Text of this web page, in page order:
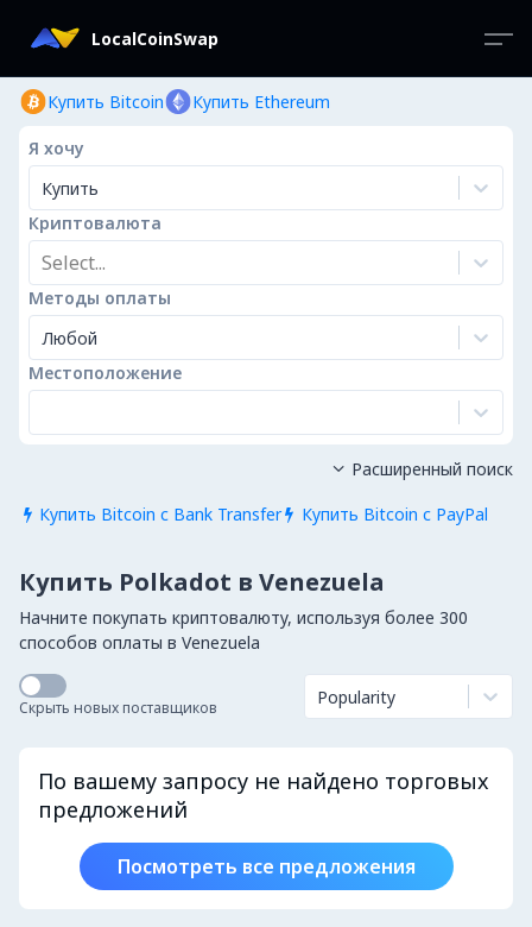
LocalCoinSwap
Купить Bitcoin Купить Ethereum
Я хочу
Купить
Криптовалюта
Select...
Методы оплаты
Любой
Местоположение
 Купить Bitcoin с Bank Transfer  Купить Bitcoin с PayPal
 Расширенный поиск
Купить Polkadot в Venezuela
Начните покупать криптовалюту, используя более 300
способов оплаты в Venezuela
Скрыть новых поставщиков Popularity
По вашему запросу не найдено торговых
предложений
Посмотреть все предложения